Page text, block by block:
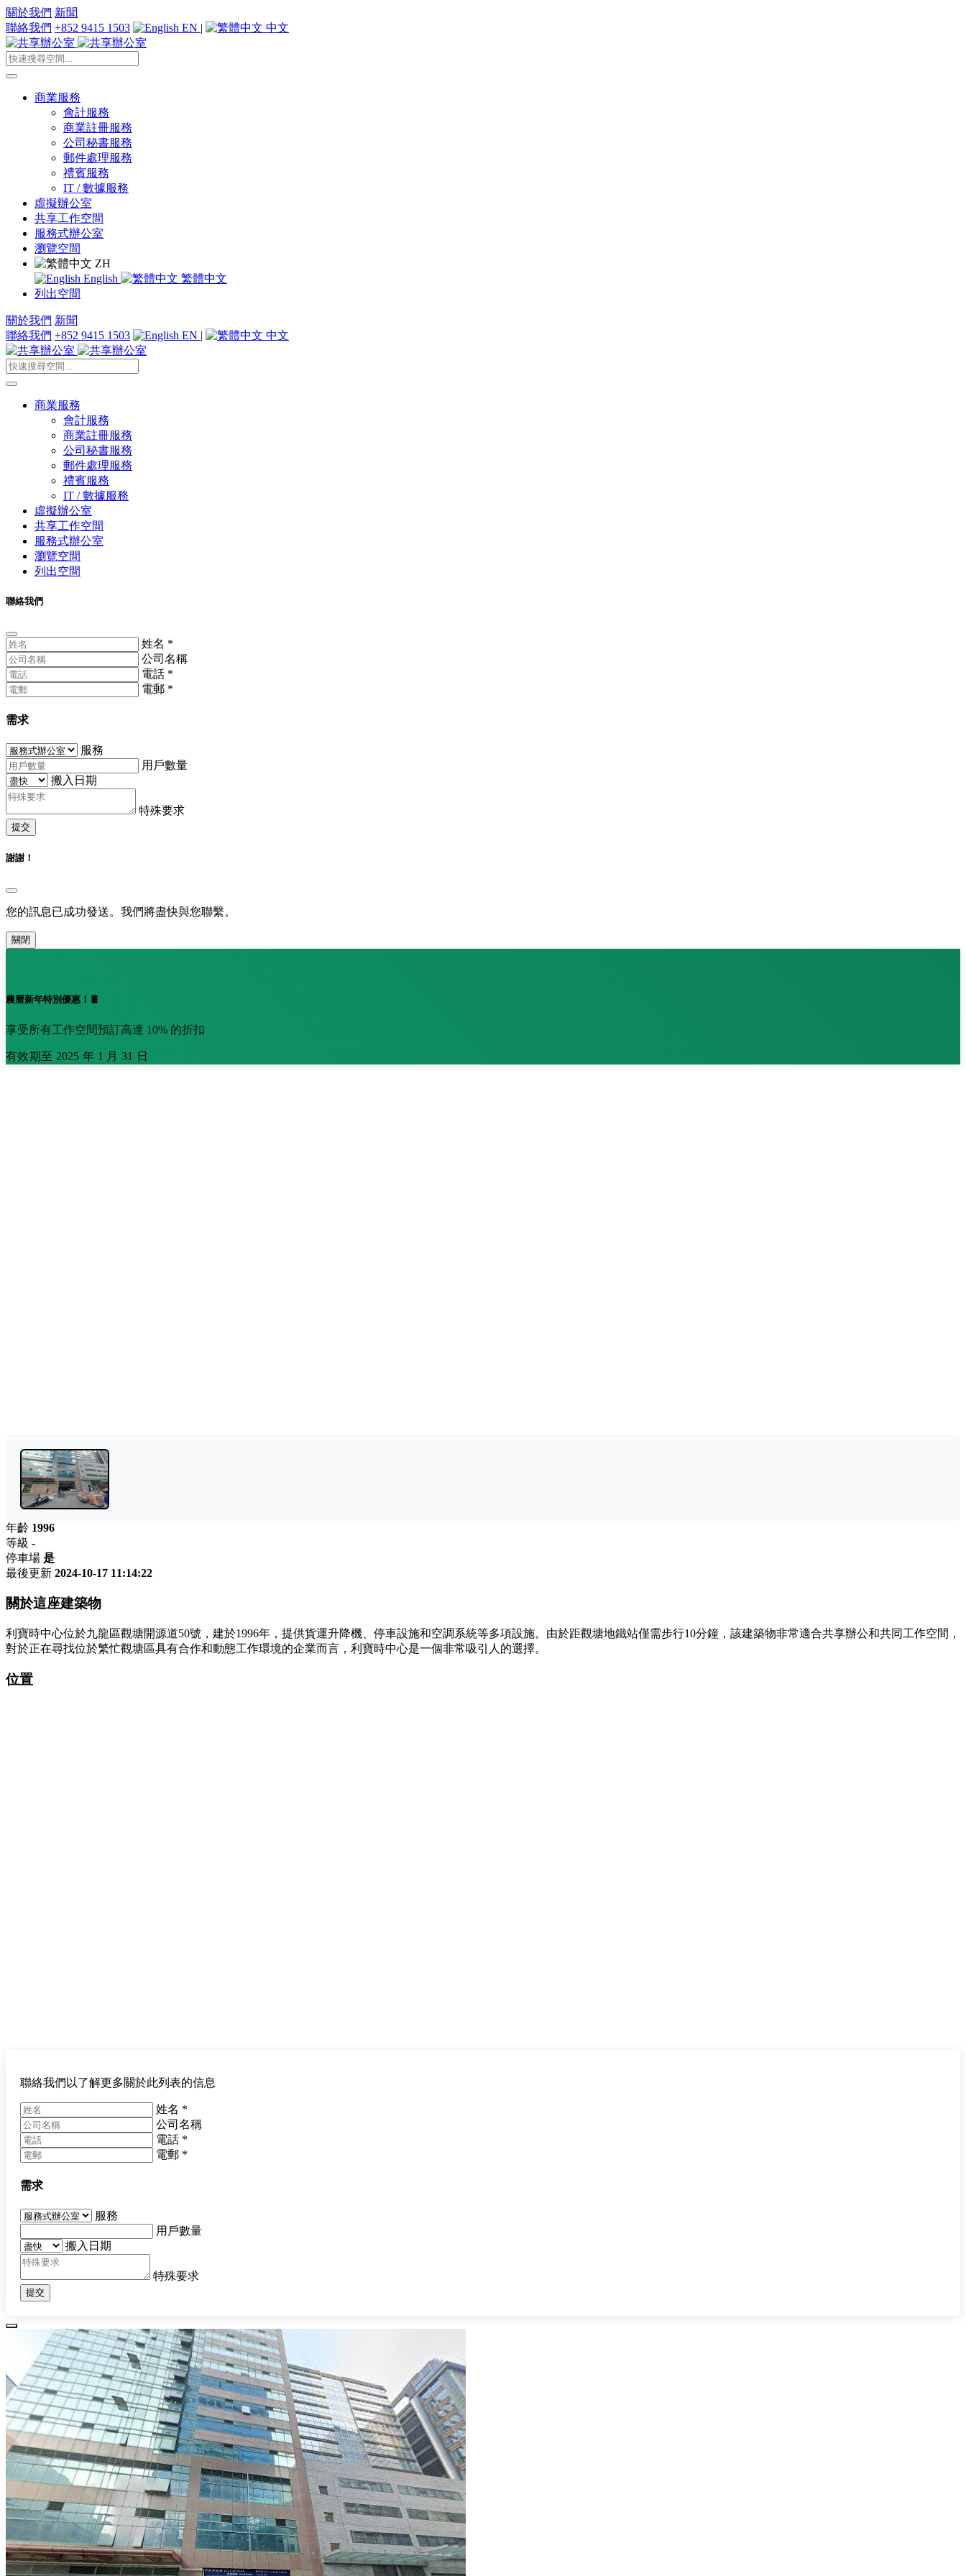
關於我們 新聞
聯絡我們 +852 9415 1503 EN | 中文
商業服務
會計服務
商業註冊服務
公司秘書服務
郵件處理服務
禮賓服務
IT / 數據服務
虛擬辦公室
共享工作空間
服務式辦公室
瀏覽空間
ZH
English
繁體中文
列出空間
關於我們 新聞
聯絡我們 +852 9415 1503 EN | 中文
商業服務
會計服務
商業註冊服務
公司秘書服務
郵件處理服務
禮賓服務
IT / 數據服務
虛擬辦公室
共享工作空間
服務式辦公室
瀏覽空間
列出空間
聯絡我們
姓名 *
公司名稱
電話 *
電郵 *
需求
服務
用戶數量
搬入日期
特殊要求
提交
謝謝！
您的訊息已成功發送。我們將盡快與您聯繫。
關閉
農曆新年特別優惠！🧧
享受所有工作空間預訂高達 10% 的折扣
有效期至 2025 年 1 月 31 日
年齡 1996
等級 -
停車場 是
最後更新 2024-10-17 11:14:22
關於這座建築物
利寶時中心位於九龍區觀塘開源道50號，建於1996年，提供貨運升降機、停車設施和空調系統等多項設施。由於距觀塘地鐵站僅需步行10分鐘，該建築物非常適合共享辦公和共同工作空間，
對於正在尋找位於繁忙觀塘區具有合作和動態工作環境的企業而言，利寶時中心是一個非常吸引人的選擇。
位置
聯絡我們以了解更多關於此列表的信息
姓名 *
公司名稱
電話 *
電郵 *
需求
服務
用戶數量
搬入日期
特殊要求
提交